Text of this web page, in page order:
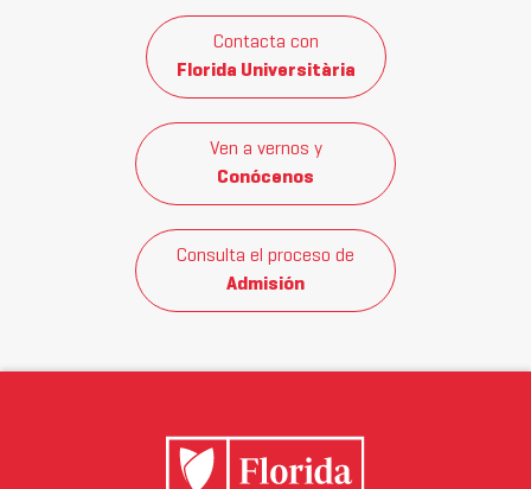
Contacta con
Florida Universitària
Ven a vernos y
Conócenos
Consulta el proceso de
Admisión